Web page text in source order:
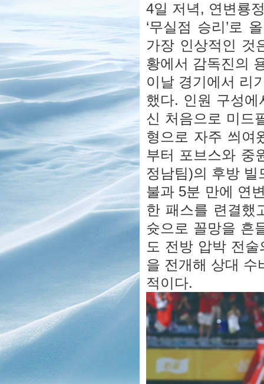
4일 저녁, 연변룡
‘무실점 승리’로
가장 인상적인 것
황에서 감독진의
이날 경기에서 리
했다. 인원 구성
신 처음으로 미드
형으로 자주 씌여
부터 포브스와 중
정남팀)의 후방
불과 5분 만에 연
한 패스를 련결했
슛으로 꼴망을 흔
도 전방 압박 전
을 전개해 상대 수
적이다.